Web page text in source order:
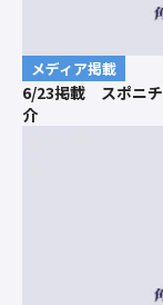
メディア掲載
6/23掲載 スポニチ
介